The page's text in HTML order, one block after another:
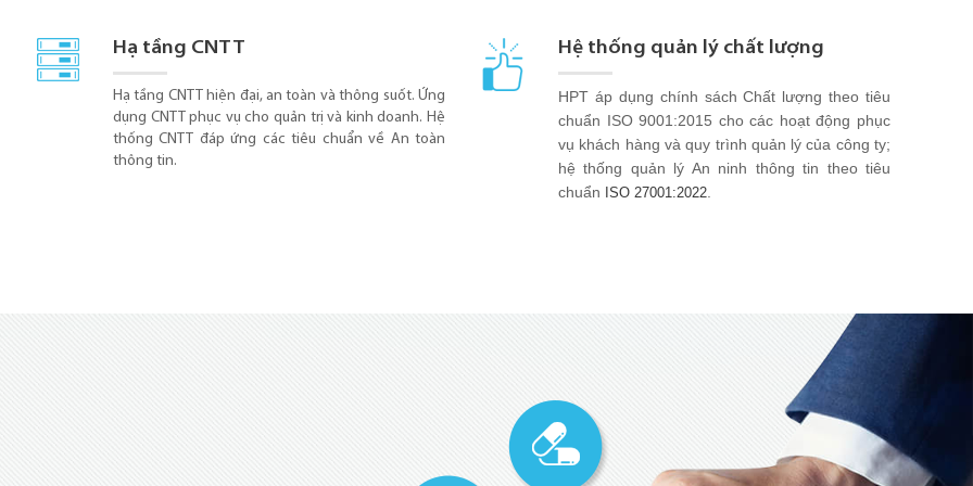
Hạ tầng CNTT
Hạ tầng CNTT hiện đại, an toàn và thông suốt. Ứng
dụng CNTT phục vụ cho quản trị và kinh doanh. Hệ
thống CNTT đáp ứng các tiêu chuẩn về An toàn
thông tin.
Hệ thống quản lý chất lượng
HPT áp dụng chính sách Chất lượng theo tiêu
chuẩn ISO 9001:2015 cho các hoạt động phục
vụ khách hàng và quy trình quản lý của công ty;
hệ thống quản lý An ninh thông tin theo tiêu
chuẩn ISO 27001:2022